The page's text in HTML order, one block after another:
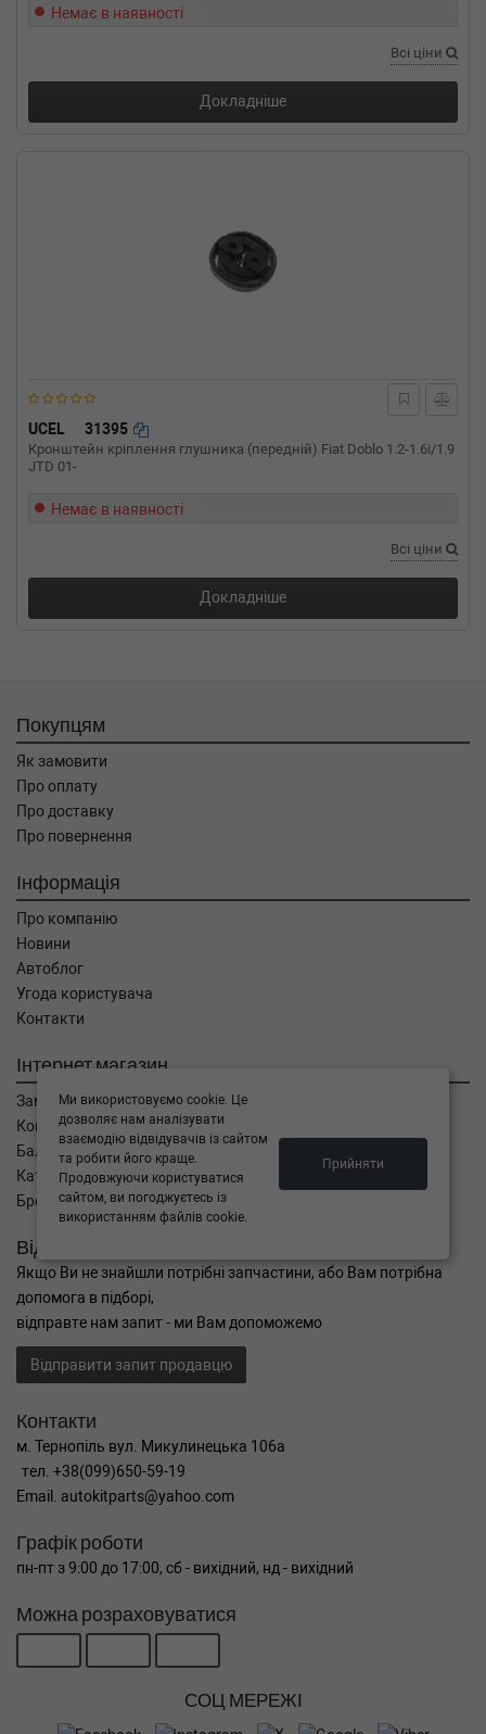
Немає в наявності
Всі ціни
Докладніше
UCEL 31395
Кронштейн кріплення глушника (передній) Fiat Doblo 1.2-1.6i/1.9
JTD 01-
Немає в наявності
Всі ціни
Докладніше
Покупцям
Як замовити
Про оплату
Про доставку
Про повернення
Інформація
Про компанію
Новини
Автоблог
Угода користувача
Контакти
Інтернет магазин
Замовлення
Кошик
Баланс
Каталог товарів
Бренди
Відправити запит
Якщо Ви не знайшли потрібні запчастини, або Вам потрібна
допомога в підборі,
відправте нам запит - ми Вам допоможемо
Відправити запит продавцю
Контакти
м. Тернопіль вул. Микулинецька 106а
тел. +38(099)650-59-19
Email. autokitparts@yahoo.com
Графік роботи
пн-пт з 9:00 до 17:00, сб - вихідний, нд - вихідний
Можна розраховуватися
СОЦ МЕРЕЖІ
Ми використовуємо cookie. Це
дозволяє нам аналізувати
взаємодію відвідувачів із сайтом
та робити його краще.
Продовжуючи користуватися
сайтом, ви погоджуєтесь із
використанням файлів cookie.
Прийняти